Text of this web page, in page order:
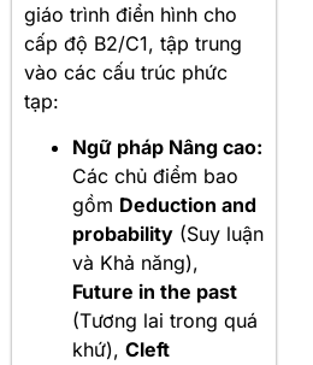
giáo trình điển hình cho
cấp độ B2/C1, tập trung
vào các cấu trúc phức
tạp:
Ngữ pháp Nâng cao:
Các chủ điểm bao
gồm Deduction and
probability (Suy luận
và Khả năng),
Future in the past
(Tương lai trong quá
khứ), Cleft